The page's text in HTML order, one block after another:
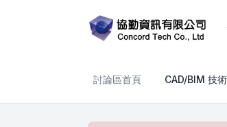
討論區首頁 CAD/BIM 技